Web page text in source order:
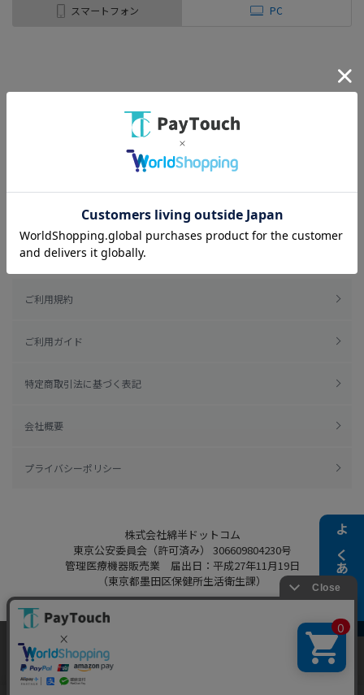
よくある質問
スマートフォン PC
ご利用規約
ご利用ガイド
特定商取引法に基づく表記
会社概要
プライバシーポリシー
株式会社綿半ドットコム
東京公安委員会（許可済み） 306609804230号
管理医療機器販売業 届出日：平成27年11月19日
（東京都墨田区保健所生活衛生課）
Copyright 2022
Powered by Watahan Partners Co., Ltd.
当ウェブサイトでは、お客様により良いサービス
をご提供するため、クッキーを利用しています。
サイト利用を継続することにより、クッキーの使
同意する